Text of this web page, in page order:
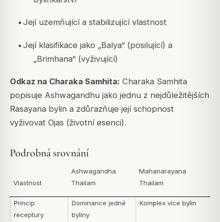
• Její uzemňující a stabilizující vlastnost
• Její klasifikace jako „Balya“ (posilující) a
„Brimhana“ (vyživující)
Odkaz na Charaka Samhita: Charaka Samhita
popisuje Ashwagandhu jako jednu z nejdůležitějších
Rasayana bylin a zdůrazňuje její schopnost
vyživovat Ojas (životní esenci).
Podrobná srovnání
Vlastnost
Ashwagandha
Thailam
Mahanarayana
Thailam
Princip
receptury
Dominance jedné
byliny
Komplex více bylin